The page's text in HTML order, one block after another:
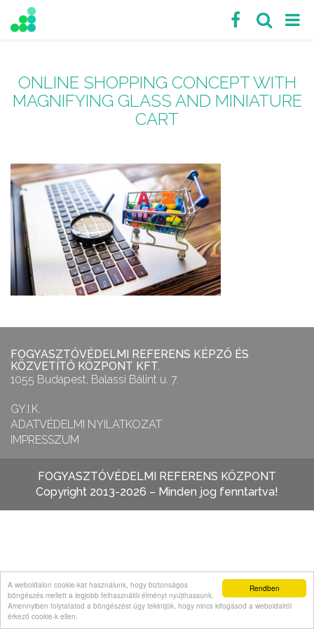
Rendben
A weboldalon cookie-kat használunk, hogy biztonságos
böngészés mellett a legjobb felhasználói élményt nyújthassunk.
Amennyiben folytatatod a böngészést úgy tekintjük, hogy nincs kifogásod a weboldalról
érkező cookie-k ellen.
ONLINE SHOPPING CONCEPT WITH
MAGNIFYING GLASS AND MINIATURE
CART
FOGYASZTÓVÉDELMI REFERENS KÉPZŐ ÉS
KÖZVETÍTŐ KÖZPONT KFT.
1055 Budapest, Balassi Bálint u. 7.
GY.I.K.
ADATVÉDELMI NYILATKOZAT
IMPRESSZUM
FOGYASZTÓVÉDELMI REFERENS KÖZPONT
Copyright 2013-2026 – Minden jog fenntartva!